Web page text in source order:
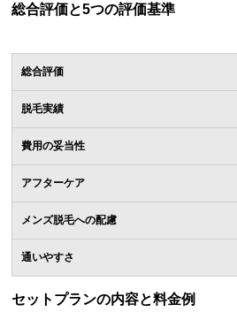
総合評価と5つの評価基準
総合評価
脱毛実績
費用の妥当性
アフターケア
メンズ脱毛への配慮
通いやすさ
セットプランの内容と料金例